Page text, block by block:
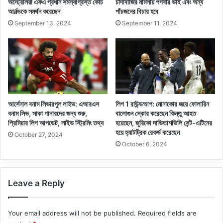
আর্নল্ডকে সমর্থন করেছেন
September 13, 2024
পাঁচজনের বিচার হবে
September 11, 2024
আর্সেনাল বনাম লিভারপুল লাইভ: এআরএস
বনাম লিভ, সাকা গানারদের জন্য শুরু,
প্রিমিয়ার লিগ আপডেট, লাইভ স্ট্রিমিং তথ্য
October 27, 2024
লিগ 1 রাউন্ডআপ: মোনাকোর জয়ে ফোলারিন
বালোগুন স্কোর করেছেন কিন্তু আহত
হয়েছেন, জুরিকো দাভিতাশভিলি সেন্ট-এটিনের
হয়ে হ্যাটট্রিক রেকর্ড করেছেন
October 6, 2024
Leave a Reply
Your email address will not be published. Required fields are